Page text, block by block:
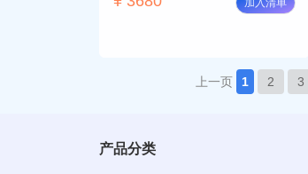
上一页 1 2 3
产品分类